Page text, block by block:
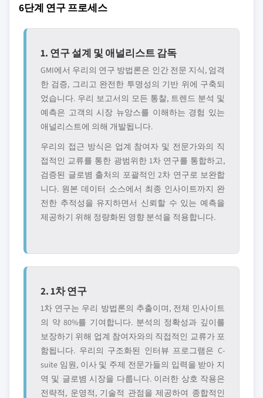
6단계 연구 프로세스
1. 연구 설계 및 애널리스트 감독
GMI에서 우리의 연구 방법론은 인간 전문 지식, 엄격
한 검증, 그리고 완전한 투명성의 기반 위에 구축되
었습니다. 우리 보고서의 모든 통찰, 트렌드 분석 및
예측은 고객의 시장 뉴앙스를 이해하는 경험 있는
애널리스트에 의해 개발됩니다.
우리의 접근 방식은 업계 참여자 및 전문가와의 직
접적인 교류를 통한 광범위한 1차 연구를 통합하고,
검증된 글로볌 출처의 포괄적인 2차 연구로 보완합
니다. 원본 데이터 소스에서 최종 인사이트까지 완
전한 추적성을 유지하면서 신뢰할 수 있는 예측을
제공하기 위해 정량화된 영향 분석을 적용합니다.
2. 1차 연구
1차 연구는 우리 방법론의 추출이며, 전체 인사이트
의 약 80%를 기여합니다. 분석의 정확성과 깊이를
보장하기 위해 업계 참여자와의 직접적인 교류가 포
함됩니다. 우리의 구조화된 인터뷰 프로그램은 C-
suite 임원, 이사 및 주제 전문가들의 입력을 받아 지
역 및 글로볌 시장을 다룹니다. 이러한 상호 작용은
전략적, 운영적, 기술적 관점을 제공하여 종합적인